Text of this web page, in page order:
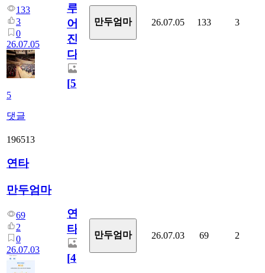
133
3
0
26.07.05
5
댓글
루
어
진
다.
[5]
만두엄마 26.07.05 133 3
196513
연타
만두엄마
69
2
0
26.07.03
연
타
[4]
만두엄마 26.07.03 69 2